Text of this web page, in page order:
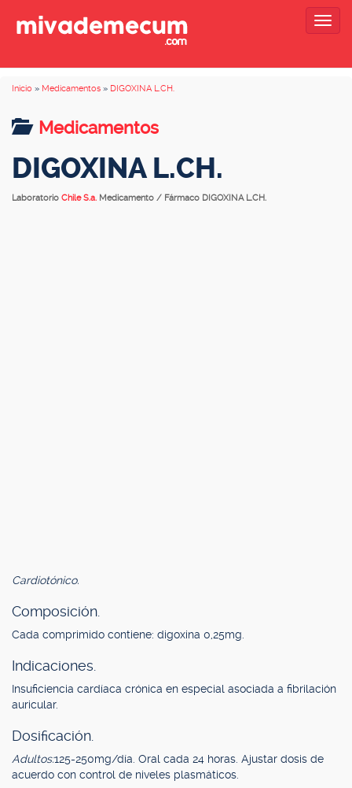
Inicio » Medicamentos » DIGOXINA L.CH.
Medicamentos
DIGOXINA L.CH.
Laboratorio Chile S.a. Medicamento / Fármaco DIGOXINA L.CH.
Cardiotónico.
Composición.
Cada comprimido contiene: digoxina 0,25mg.
Indicaciones.
Insuficiencia cardíaca crónica en especial asociada a fibrilación
auricular.
Dosificación.
Adultos:125-250mg/día. Oral cada 24 horas. Ajustar dosis de
acuerdo con control de niveles plasmáticos.